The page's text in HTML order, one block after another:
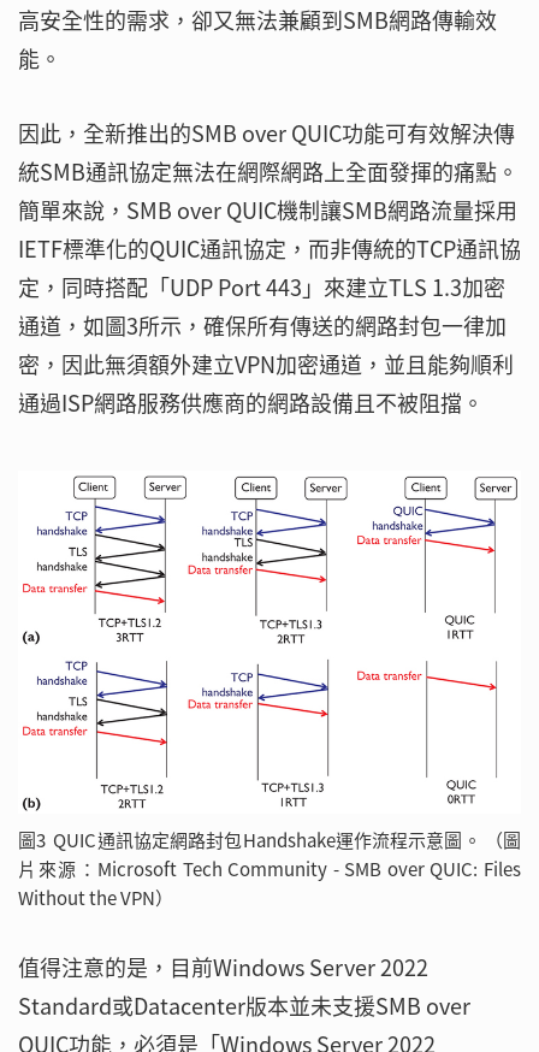
高安全性的需求，卻又無法兼顧到SMB網路傳輸效
能。
因此，全新推出的SMB over QUIC功能可有效解決傳
統SMB通訊協定無法在網際網路上全面發揮的痛點。
簡單來說，SMB over QUIC機制讓SMB網路流量採用
IETF標準化的QUIC通訊協定，而非傳統的TCP通訊協
定，同時搭配「UDP Port 443」來建立TLS 1.3加密
通道，如圖3所示，確保所有傳送的網路封包一律加
密，因此無須額外建立VPN加密通道，並且能夠順利
通過ISP網路服務供應商的網路設備且不被阻擋。
圖3 QUIC通訊協定網路封包Handshake運作流程示意圖。 （圖
片來源：Microsoft Tech Community - SMB over QUIC: Files
Without the VPN）
值得注意的是，目前Windows Server 2022
Standard或Datacenter版本並未支援SMB over
QUIC功能，必須是「Windows Server 2022